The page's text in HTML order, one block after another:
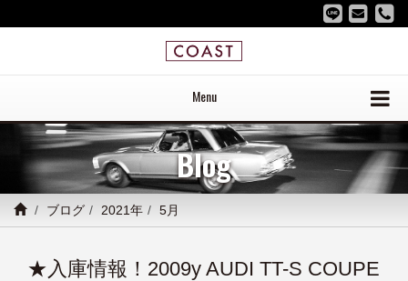
Menu
Blog
ブログ 2021年 5月
★入庫情報！2009y AUDI TT-S COUPE